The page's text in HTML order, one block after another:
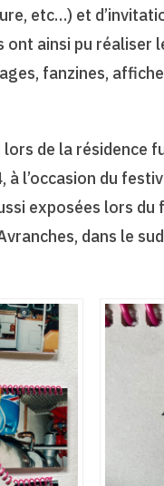
etc…) et
ont ainsi pu réaliser
fanzines,
de la résidence
l’occasion du
exposées lors du
dans le